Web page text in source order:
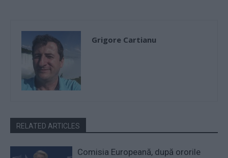
Grigore Cartianu
RELATED ARTICLES
Comisia Europeană, după ororile